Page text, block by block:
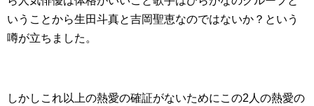
いうことから生田斗真と吉岡聖恵なのではないか？という
噂が立ちました。
しかしこれ以上の熱愛の確証がないためにこの2人の熱愛の